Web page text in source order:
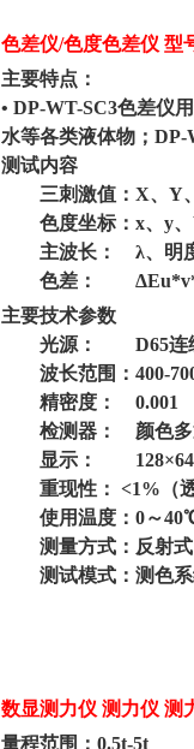
色差仪/色度色差仪 型
主要特点：
• DP-WT-SC3色差仪
水等各类液体物；DP-
测试内容
三刺激值：X、Y
色度坐标：x、y
主波长：λ、明
色差：
主要技术参数
光源：D65连
波长范围：400-
精密度：0.001
检测器： 颜色多
显示：
重现性：
<1%（
使用温度：0～
测量方式：反射式
测试模式：测色系
数显测力仪 测力仪 测
量程范围：0.5t-5t